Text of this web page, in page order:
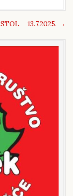
STOL – 13.7.2025. →